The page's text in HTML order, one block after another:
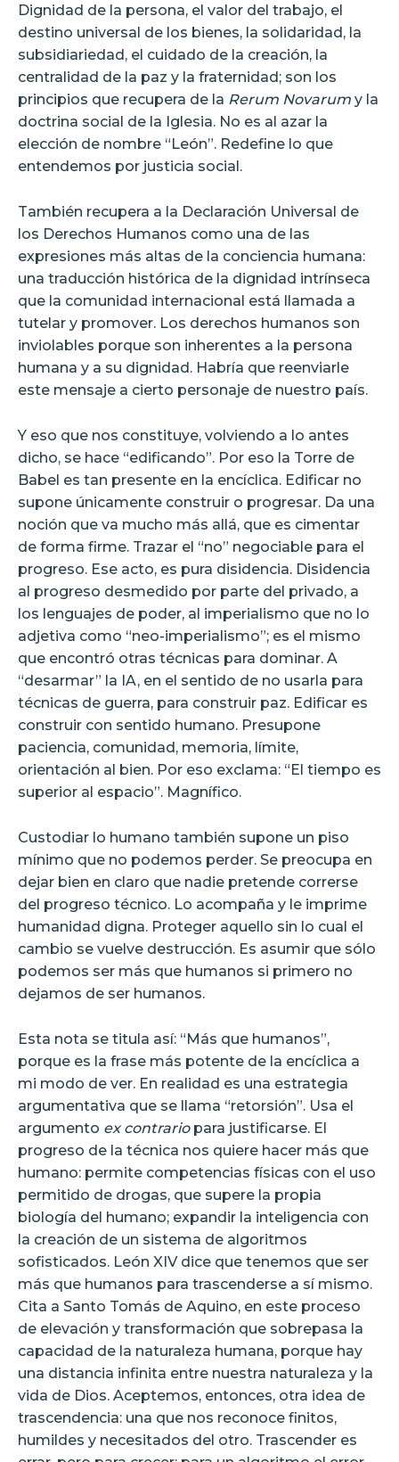
Dignidad de la persona, el valor del trabajo, el
destino universal de los bienes, la solidaridad, la
subsidiariedad, el cuidado de la creación, la
centralidad de la paz y la fraternidad; son los
principios que recupera de la Rerum Novarum y la
doctrina social de la Iglesia. No es al azar la
elección de nombre “León”. Redefine lo que
entendemos por justicia social.
También recupera a la Declaración Universal de
los Derechos Humanos como una de las
expresiones más altas de la conciencia humana:
una traducción histórica de la dignidad intrínseca
que la comunidad internacional está llamada a
tutelar y promover. Los derechos humanos son
inviolables porque son inherentes a la persona
humana y a su dignidad. Habría que reenviarle
este mensaje a cierto personaje de nuestro país.
Y eso que nos constituye, volviendo a lo antes
dicho, se hace “edificando”. Por eso la Torre de
Babel es tan presente en la encíclica. Edificar no
supone únicamente construir o progresar. Da una
noción que va mucho más allá, que es cimentar
de forma firme. Trazar el “no” negociable para el
progreso. Ese acto, es pura disidencia. Disidencia
al progreso desmedido por parte del privado, a
los lenguajes de poder, al imperialismo que no lo
adjetiva como “neo-imperialismo”; es el mismo
que encontró otras técnicas para dominar. A
“desarmar” la IA, en el sentido de no usarla para
técnicas de guerra, para construir paz. Edificar es
construir con sentido humano. Presupone
paciencia, comunidad, memoria, límite,
orientación al bien. Por eso exclama: “El tiempo es
superior al espacio”. Magnífico.
Custodiar lo humano también supone un piso
mínimo que no podemos perder. Se preocupa en
dejar bien en claro que nadie pretende correrse
del progreso técnico. Lo acompaña y le imprime
humanidad digna. Proteger aquello sin lo cual el
cambio se vuelve destrucción. Es asumir que sólo
podemos ser más que humanos si primero no
dejamos de ser humanos.
Esta nota se titula así: “Más que humanos”,
porque es la frase más potente de la encíclica a
mi modo de ver. En realidad es una estrategia
argumentativa que se llama “retorsión”. Usa el
argumento ex contrario para justificarse. El
progreso de la técnica nos quiere hacer más que
humano: permite competencias físicas con el uso
permitido de drogas, que supere la propia
biología del humano; expandir la inteligencia con
la creación de un sistema de algoritmos
sofisticados. León XIV dice que tenemos que ser
más que humanos para trascenderse a sí mismo.
Cita a Santo Tomás de Aquino, en este proceso
de elevación y transformación que sobrepasa la
capacidad de la naturaleza humana, porque hay
una distancia infinita entre nuestra naturaleza y la
vida de Dios. Aceptemos, entonces, otra idea de
trascendencia: una que nos reconoce finitos,
humildes y necesitados del otro. Trascender es